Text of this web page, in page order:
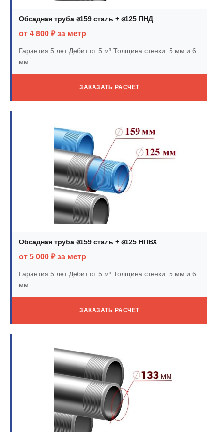
Обсадная труба ⌀159 сталь + ⌀125 ПНД
от 4 800 ₽ за метр
Гарантия 5 летДебит от 5 м³ Толщина стенки: 5 мм и 6
мм
ЗАКАЗАТЬ РАСЧЕТ
Обсадная труба ⌀159 сталь + ⌀125 НПВХ
от 5 000 ₽ за метр
Гарантия 5 летДебит от 5 м³ Толщина стенки: 5 мм и 6
мм
ЗАКАЗАТЬ РАСЧЕТ